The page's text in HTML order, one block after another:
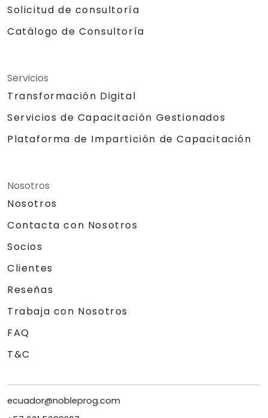
Solicitud de consultoría
Catálogo de Consultoría
Servicios
Transformación Digital
Servicios de Capacitación Gestionados
Plataforma de Impartición de Capacitación
Nosotros
Nosotros
Contacta con Nosotros
Socios
Clientes
Reseñas
Trabaja con Nosotros
FAQ
T&C
ecuador@nobleprog.com